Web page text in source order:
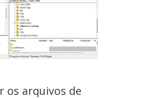
os arquivos de